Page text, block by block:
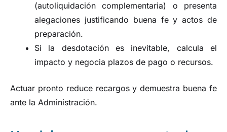
(autoliquidación complementaria) o presenta
alegaciones justificando buena fe y actos de
preparación.
Si la desdotación es inevitable, calcula el
impacto y negocia plazos de pago o recursos.
Actuar pronto reduce recargos y demuestra buena fe
ante la Administración.